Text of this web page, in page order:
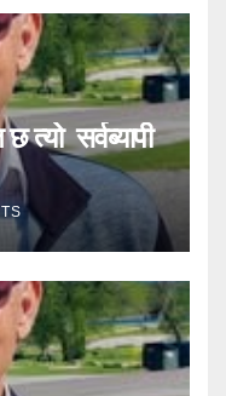
छ त्यो सर्वब्यापी